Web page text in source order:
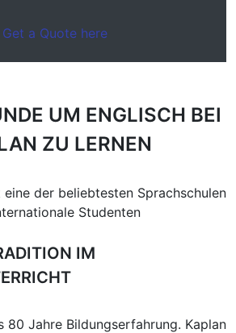
Get a Quote here
UM ENGLISCH BEI
ZU LERNEN
der beliebtesten Sprachschulen
Studenten
IM
80 Jahre Bildungserfahrung. Kaplan